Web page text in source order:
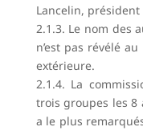
Lancelin, président
2.1.3. Le nom des
n’est pas révélé
extérieure.
2.1.4. La
trois groupes les 8
a le plus